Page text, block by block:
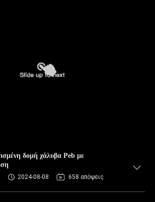
δομή χάλυβα Peb με
2024-08-08 658 απόψεις